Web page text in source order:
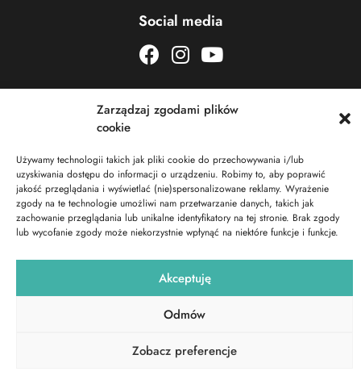
Zarządzaj zgodami plików
cookie
Używamy technologii takich jak pliki cookie do przechowywania i/lub
uzyskiwania dostępu do informacji o urządzeniu. Robimy to, aby poprawić
jakość przeglądania i wyświetlać (nie)spersonalizowane reklamy. Wyrażenie
zgody na te technologie umożliwi nam przetwarzanie danych, takich jak
zachowanie przeglądania lub unikalne identyfikatory na tej stronie. Brak zgody
lub wycofanie zgody może niekorzystnie wpłynąć na niektóre funkcje i funkcje.
Akceptuję
Odmów
Zobacz preferencje
Social media
Realizacja: creanova.pl